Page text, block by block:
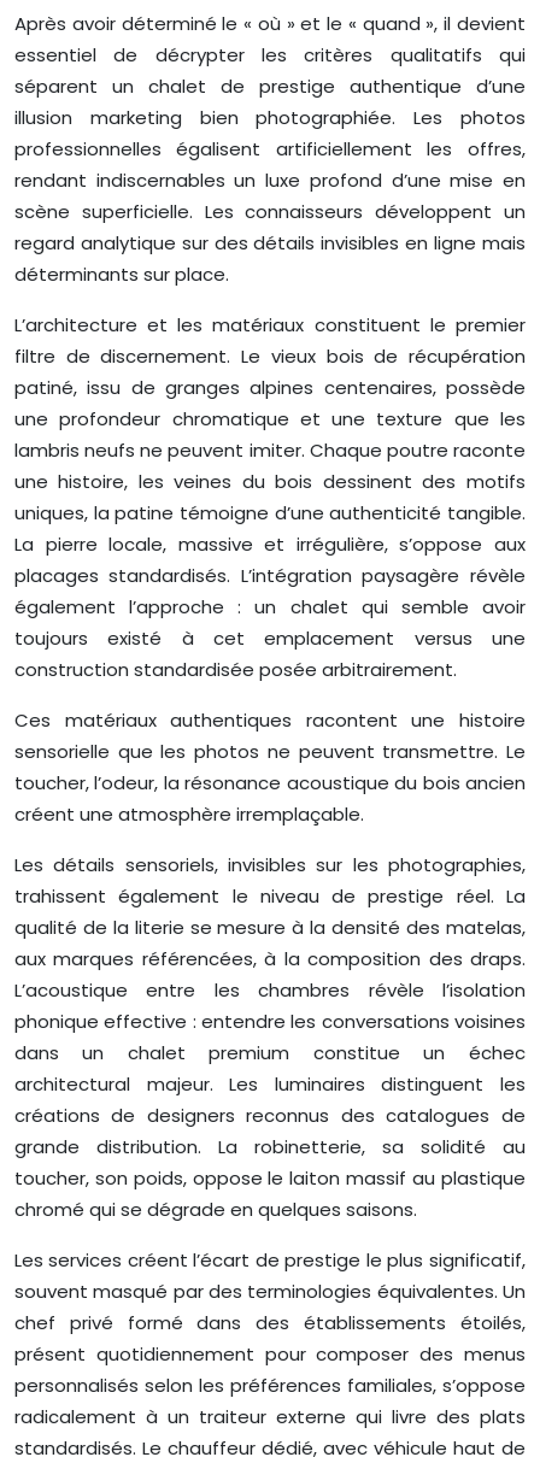
Après avoir déterminé le « où » et le « quand », il devient
essentiel de décrypter les critères qualitatifs qui
séparent un chalet de prestige authentique d’une
illusion marketing bien photographiée. Les photos
professionnelles égalisent artificiellement les offres,
rendant indiscernables un luxe profond d’une mise en
scène superficielle. Les connaisseurs développent un
regard analytique sur des détails invisibles en ligne mais
déterminants sur place.
L’architecture et les matériaux constituent le premier
filtre de discernement. Le vieux bois de récupération
patiné, issu de granges alpines centenaires, possède
une profondeur chromatique et une texture que les
lambris neufs ne peuvent imiter. Chaque poutre raconte
une histoire, les veines du bois dessinent des motifs
uniques, la patine témoigne d’une authenticité tangible.
La pierre locale, massive et irrégulière, s’oppose aux
placages standardisés. L’intégration paysagère révèle
également l’approche : un chalet qui semble avoir
toujours existé à cet emplacement versus une
construction standardisée posée arbitrairement.
Ces matériaux authentiques racontent une histoire
sensorielle que les photos ne peuvent transmettre. Le
toucher, l’odeur, la résonance acoustique du bois ancien
créent une atmosphère irremplaçable.
Les détails sensoriels, invisibles sur les photographies,
trahissent également le niveau de prestige réel. La
qualité de la literie se mesure à la densité des matelas,
aux marques référencées, à la composition des draps.
L’acoustique entre les chambres révèle l’isolation
phonique effective : entendre les conversations voisines
dans un chalet premium constitue un échec
architectural majeur. Les luminaires distinguent les
créations de designers reconnus des catalogues de
grande distribution. La robinetterie, sa solidité au
toucher, son poids, oppose le laiton massif au plastique
chromé qui se dégrade en quelques saisons.
Les services créent l’écart de prestige le plus significatif,
souvent masqué par des terminologies équivalentes. Un
chef privé formé dans des établissements étoilés,
présent quotidiennement pour composer des menus
personnalisés selon les préférences familiales, s’oppose
radicalement à un traiteur externe qui livre des plats
standardisés. Le chauffeur dédié, avec véhicule haut de